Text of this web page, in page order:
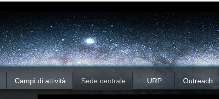
Campi di attività Sede centrale URP Outreach